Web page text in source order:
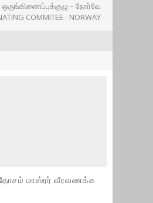
ஒருங்கிணைப்புக்குழு – நோர்வே
COMMITEE - NORWAY
மாஸ்ரர் வீரவணக்க